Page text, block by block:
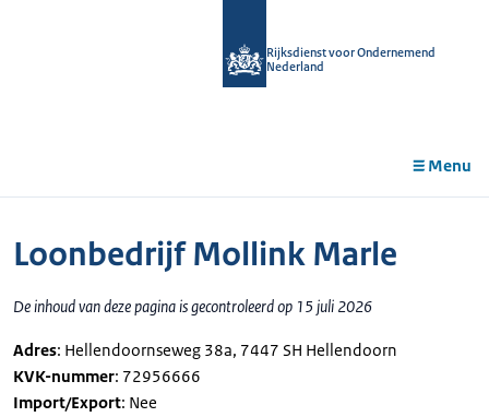
Rijksdienst voor Ondernemend
Nederland
Menu
Loonbedrijf Mollink Marle
De inhoud van deze pagina is gecontroleerd op 15 juli 2026
Adres: Hellendoornseweg 38a, 7447 SH Hellendoorn
KVK-nummer: 72956666
Import/Export: Nee